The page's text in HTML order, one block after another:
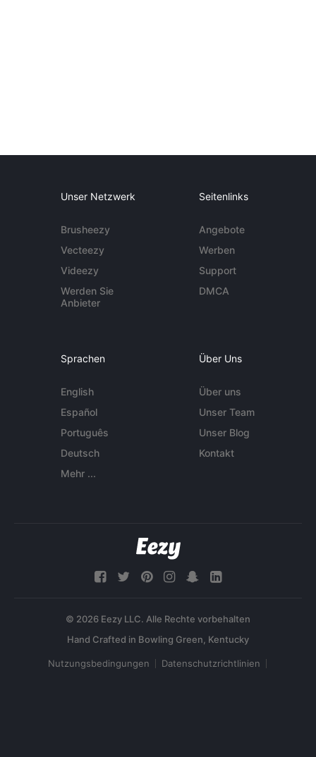
Unser Netzwerk
Brusheezy
Vecteezy
Videezy
Werden Sie
Anbieter
Seitenlinks
Angebote
Werben
Support
DMCA
Sprachen
English
Español
Português
Deutsch
Mehr ...
Über Uns
Über uns
Unser Team
Unser Blog
Kontakt
© 2026 Eezy LLC. Alle Rechte vorbehalten
Nutzungsbedingungen Datenschutzrichtlinien